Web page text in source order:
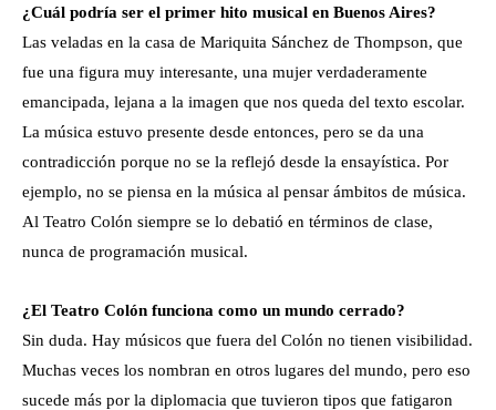
¿Cuál podría ser el primer hito musical en Buenos Aires?
Las veladas en la casa de Mariquita Sánchez de Thompson, que
fue una figura muy interesante, una mujer verdaderamente
emancipada, lejana a la imagen que nos queda del texto escolar.
La música estuvo presente desde entonces, pero se da una
contradicción porque no se la reflejó desde la ensayística. Por
ejemplo, no se piensa en la música al pensar ámbitos de música.
Al Teatro Colón siempre se lo debatió en términos de clase,
nunca de programación musical.
¿El Teatro Colón funciona como un mundo cerrado?
Sin duda. Hay músicos que fuera del Colón no tienen visibilidad.
Muchas veces los nombran en otros lugares del mundo, pero eso
sucede más por la diplomacia que tuvieron tipos que fatigaron